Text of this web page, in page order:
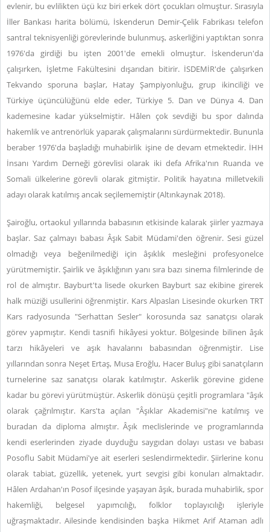
evlenir, bu evlilikten üçü kız biri erkek dört çocukları olmuştur. Sırasıyla
İller Bankası harita bölümü, İskenderun Demir-Çelik Fabrikası telefon
santral teknisyenliği görevlerinde bulunmuş, askerliğini yaptıktan sonra
1976'da girdiği bu işten 2001'de emekli olmuştur. İskenderun'da
çalışırken, İşletme Fakültesini dışarıdan bitirir. İSDEMİR'de çalışırken
Tekvando sporuna başlar, Hatay Şampiyonluğu, grup ikinciliği ve
Türkiye üçüncülüğünü elde eder, Türkiye 5. Dan ve Dünya 4. Dan
kademesine kadar yükselmiştir. Hâlen çok sevdiği bu spor dalında
hakemlik ve antrenörlük yaparak çalışmalarını sürdürmektedir. Bununla
beraber 1976'da başladığı muhabirlik işine de devam etmektedir. İHH
İnsanı Yardım Derneği görevlisi olarak iki defa Afrika'nın Ruanda ve
Somali ülkelerine görevli olarak gitmiştir. Politik hayatına milletvekili
adayı olarak katılmış ancak seçilememiştir (Altınkaynak 2018).
Şairoğlu, ortaokul yıllarında babasının etkisinde kalarak şiirler yazmaya
başlar. Saz çalmayı babası Âşık Sabit Müdami'den öğrenir. Sesi güzel
olmadığı veya beğenilmediği için âşıklık mesleğini profesyonelce
yürütmemiştir. Şairlik ve âşıklığının yanı sıra bazı sinema filmlerinde de
rol de almıştır. Bayburt'ta lisede okurken Bayburt saz ekibine girerek
halk müziği usullerini öğrenmiştir. Kars Alpaslan Lisesinde okurken TRT
Kars radyosunda "Serhattan Sesler" korosunda saz sanatçısı olarak
görev yapmıştır. Kendi tasnifi hikâyesi yoktur. Bölgesinde bilinen âşık
tarzı hikâyeleri ve aşık havalarını babasından öğrenmiştir. Lise
yıllarından sonra Neşet Ertaş, Musa Eroğlu, Hacer Buluş gibi sanatçıların
turnelerine saz sanatçısı olarak katılmıştır. Askerlik görevine gidene
kadar bu görevi yürütmüştür. Askerlik dönüşü çeşitli programlara "âşık
olarak çağrılmıştır. Kars'ta açılan "Âşıklar Akademisi"ne katılmış ve
buradan da diploma almıştır. Âşık meclislerinde ve programlarında
kendi eserlerinden ziyade duyduğu saygıdan dolayı ustası ve babası
Posoflu Sabit Müdami'ye ait eserleri seslendirmektedir. Şiirlerine konu
olarak tabiat, güzellik, yetenek, yurt sevgisi gibi konuları almaktadır.
Hâlen Ardahan'ın Posof ilçesinde yaşayan âşık, burada muhabirlik, spor
hakemliği, belgesel yapımcılığı, folklor toplayıcılığı işleriyle
uğraşmaktadır. Ailesinde kendisinden başka Hikmet Arif Ataman adlı